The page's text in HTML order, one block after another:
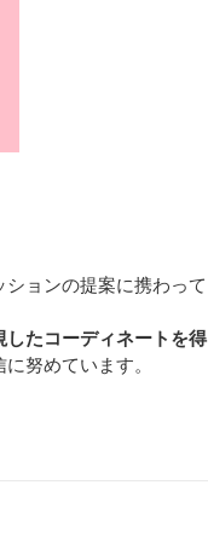
ョンの提案に携わって
たコーディネートを得
努めています。